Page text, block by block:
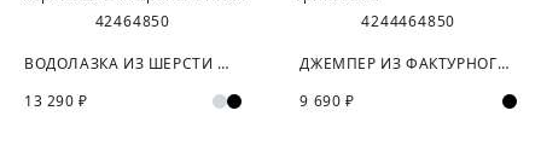
42464850
ВОДОЛАЗКА ИЗ ШЕРСТИ МЕРИНОСА С МИКРОПАЙЕТКАМИ
13 290 ₽
4244464850
ДЖЕМПЕР ИЗ ФАКТУРНОГО ТРИКОТАЖА
9 690 ₽